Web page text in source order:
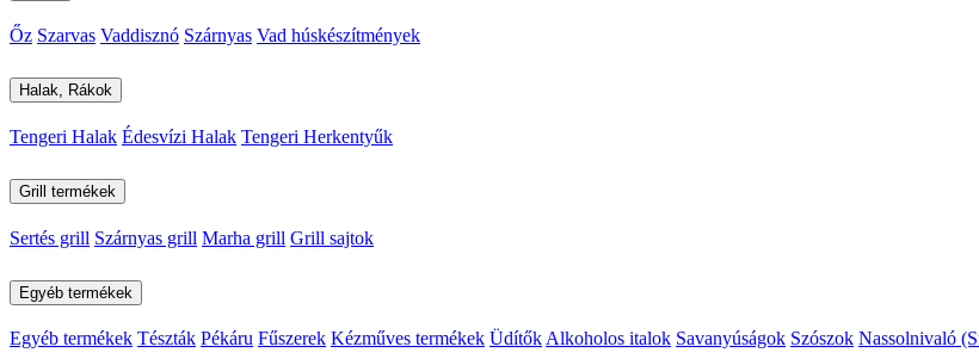
Őz Szarvas Vaddisznó Szárnyas Vad húskészítmények
Halak, Rákok
Tengeri Halak Édesvízi Halak Tengeri Herkentyűk
Grill termékek
Sertés grill Szárnyas grill Marha grill Grill sajtok
Egyéb termékek
Egyéb termékek Tészták Pékáru Fűszerek Kézműves termékek ÜdítőkAlkoholos italok Savanyúságok Szószok Nassolnivaló